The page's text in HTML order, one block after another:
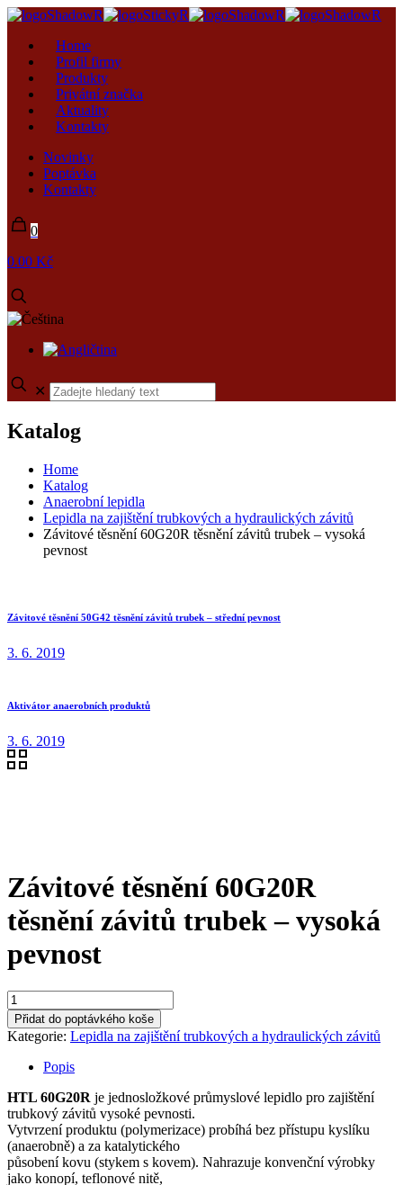
Home
Profil firmy
Produkty
Privátní značka
Aktuality
Kontakty
Novinky
Poptávka
Kontakty
0
0.00 Kč
✕
Katalog
Home
Katalog
Anaerobní lepidla
Lepidla na zajištění trubkových a hydraulických závitů
Závitové těsnění 60G20R těsnění závitů trubek – vysoká
pevnost
Závitové těsnění 50G42 těsnění závitů trubek – střední pevnost
3. 6. 2019
Aktivátor anaerobních produktů
3. 6. 2019
Závitové těsnění 60G20R
těsnění závitů trubek – vysoká
pevnost
Závitové
těsnění
60G20R
těsnění
závitů
-
vysoká
pevnost
množství
Přidat do poptávkého koše
Kategorie: Lepidla na zajištění trubkových a hydraulických závitů
Popis
HTL 60G20R je jednosložkové průmyslové lepidlo pro zajištění
trubkový závitů vysoké pevnosti.
Vytvrzení produktu (polymerizace) probíhá bez přístupu kyslíku
(anaerobně) a za katalytického
působení kovu (stykem s kovem). Nahrazuje konvenční výrobky
jako konopí, teflonové nitě,